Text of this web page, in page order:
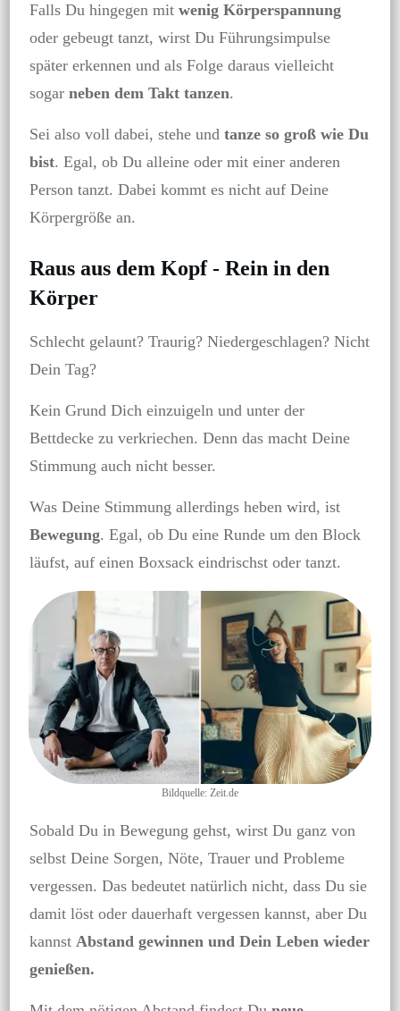
Falls Du hingegen mitwenig Körperspannung
oder gebeugt tanzt, wirst Du Führungsimpulse
später erkennen und als Folge daraus vielleicht
sogarneben dem Takt tanzen.
Sei also voll dabei, stehe undtanze so groß wie Du
bist. Egal, ob Du alleine oder mit einer anderen
Person tanzt. Dabei kommt es nicht auf Deine
Körpergröße an.
Raus aus dem Kopf - Rein in den
Körper
Schlecht gelaunt? Traurig? Niedergeschlagen? Nicht
Dein Tag?
Kein Grund Dich einzuigeln und unter der
Bettdecke zu verkriechen. Denn das macht Deine
Stimmung auch nicht besser.
Was Deine Stimmung allerdings heben wird, ist
Bewegung. Egal, ob Du eine Runde um den Block
läufst, auf einen Boxsack eindrischst oder tanzt.
Bildquelle: Zeit.de
Sobald Du in Bewegung gehst, wirst Du ganz von
selbst Deine Sorgen, Nöte, Trauer und Probleme
vergessen. Das bedeutet natürlich nicht, dass Du sie
damit löst oder dauerhaft vergessen kannst, aber Du
kannst Abstand gewinnen und Dein Leben wieder
genießen.